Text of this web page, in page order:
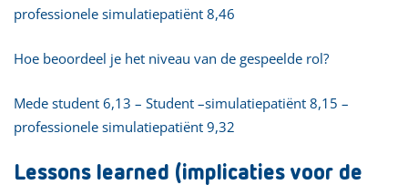
professionele simulatiepatiënt 8,46
Hoe beoordeel je het niveau van de gespeelde rol?
Mede student 6,13 – Student –simulatiepatiënt 8,15 –
professionele simulatiepatiënt 9,32
Lessons learned (implicaties voor de